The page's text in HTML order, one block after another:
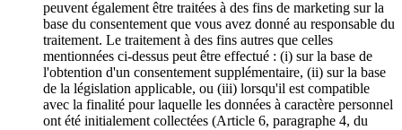
peuvent également être traitées à des fins de marketing sur la
base du consentement que vous avez donné au responsable du
traitement. Le traitement à des fins autres que celles
mentionnées ci-dessus peut être effectué : (i) sur la base de
l'obtention d'un consentement supplémentaire, (ii) sur la base
de la législation applicable, ou (iii) lorsqu'il est compatible
avec la finalité pour laquelle les données à caractère personnel
ont été initialement collectées (Article 6, paragraphe 4, du